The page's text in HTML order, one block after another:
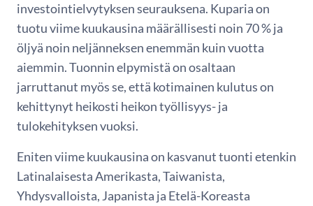
investointielvytyksen seurauksena. Kuparia on
tuotu viime kuukausina määrällisesti noin 70 % ja
öljyä noin neljänneksen enemmän kuin vuotta
aiemmin. Tuonnin elpymistä on osaltaan
jarruttanut myös se, että kotimainen kulutus on
kehittynyt heikosti heikon työllisyys- ja
tulokehityksen vuoksi.
Eniten viime kuukausina on kasvanut tuonti etenkin
Latinalaisesta Amerikasta, Taiwanista,
Yhdysvalloista, Japanista ja Etelä-Koreasta